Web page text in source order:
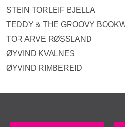
STEIN TORLEIF BJELLA
TEDDY & THE GROOVY
TOR ARVE RØSSLAND
ØYVIND KVALNES
ØYVIND RIMBEREID